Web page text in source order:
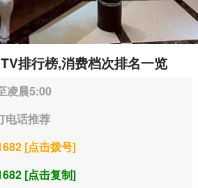
排行榜,消费档次排名一览
凌晨5:00
电话推荐
[点击拨号]
[点击复制]